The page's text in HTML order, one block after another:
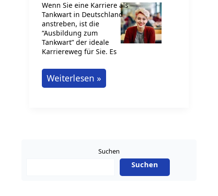
Wenn Sie eine Karriere als
Tankwart in Deutschland
anstreben, ist die
“Ausbildung zum
Tankwart” der ideale
Karriereweg für Sie. Es
Ausbildung
zum
Weiterlesen »
Suchen
Suchen